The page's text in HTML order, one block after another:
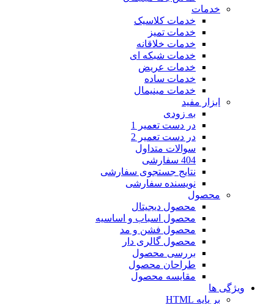
خدمات
خدمات کلاسیک
خدمات تمیز
خدمات خلاقانه
خدمات شبکه ای
خدمات عریض
خدمات ساده
خدمات مینیمال
ابزار مفید
به زودی
در دست تعمیر 1
در دست تعمیر 2
سوالات متداول
404 سفارشی
نتایج جستجوی سفارشی
نویسنده سفارشی
محصول
محصول دیجیتال
محصول اسباب و اساسیه
محصول فشن و مد
محصول گالری دار
بررسی محصول
طراحان محصول
مقایسه محصول
ویژگی ها
بر پایه HTML